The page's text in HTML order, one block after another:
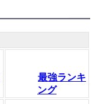
最強ランキ
ング